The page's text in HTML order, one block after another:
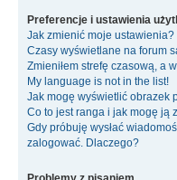
Preferencje i ustawienia
Jak zmienić moje ustawienia?
Czasy wyświetlane na forum
Zmieniłem strefę czasową, a
My language is not in the list!
Jak mogę wyświetlić obrazek
Co to jest ranga i jak mogę ją
Gdy próbuję wysłać
zalogować. Dlaczego?